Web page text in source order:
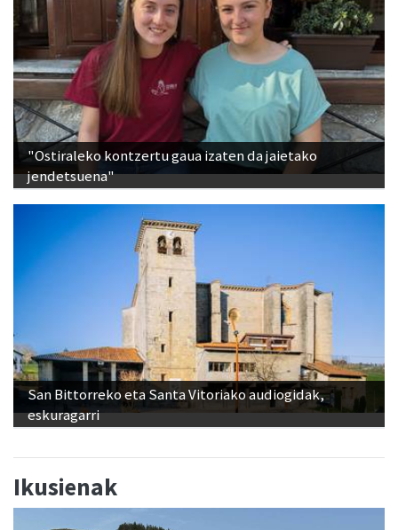
"Ostiraleko kontzertu gaua izaten da jaietako
jendetsuena"
San Bittorreko eta Santa Vitoriako audiogidak,
eskuragarri